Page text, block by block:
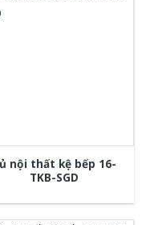
nội thất kệ bếp 16-
TKB-SGD